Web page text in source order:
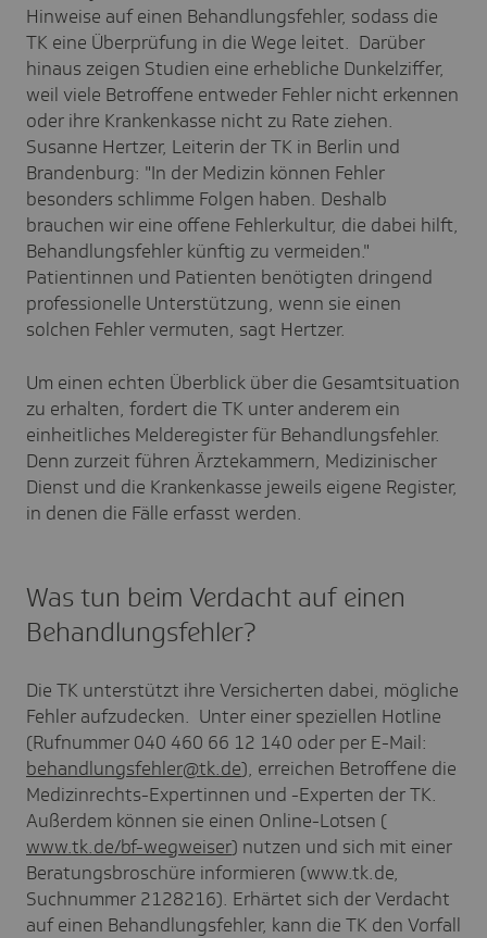
Hinweise auf einen Behandlungsfehler, sodass die
TK eine Überprüfung in die Wege leitet. Darüber
hinaus zeigen Studien eine erhebliche Dunkelziffer,
weil viele Betroffene entweder Fehler nicht erkennen
oder ihre Krankenkasse nicht zu Rate ziehen.
Susanne Hertzer, Leiterin der TK in Berlin und
Brandenburg: "In der Medizin können Fehler
besonders schlimme Folgen haben. Deshalb
brauchen wir eine offene Fehlerkultur, die dabei hilft,
Behandlungsfehler künftig zu vermeiden."
Patientinnen und Patienten benötigten dringend
professionelle Unterstützung, wenn sie einen
solchen Fehler vermuten, sagt Hertzer.
Um einen echten Überblick über die Gesamtsituation
zu erhalten, fordert die TK unter anderem ein
einheitliches Melderegister für Behandlungsfehler.
Denn zurzeit führen Ärztekammern, Medizinischer
Dienst und die Krankenkasse jeweils eigene Register,
in denen die Fälle erfasst werden.
Was tun beim Verdacht auf einen
Behandlungsfehler?
Die TK unterstützt ihre Versicherten dabei, mögliche
Fehler aufzudecken. Unter einer speziellen Hotline
(Rufnummer 040 460 66 12 140 oder per E-Mail:
behandlungsfehler@tk.de), erreichen Betroffene die
Medizinrechts-Expertinnen und -Experten der TK.
Außerdem können sie einen Online-Lotsen (
www.tk.de/bf-wegweiser) nutzen und sich mit einer
Beratungsbroschüre informieren (www.tk.de,
Suchnummer 2128216). Erhärtet sich der Verdacht
auf einen Behandlungsfehler, kann die TK den Vorfall